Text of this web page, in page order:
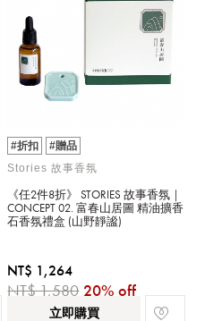
#折扣
#贈品
Stories 故事香氛
《任2件8折》 STORIES 故事香氛｜
CONCEPT 02. 富春山居圖 精油擴香
石香氛禮盒 (山野靜謐)
NT$ 1,264
NT$ 1,580 20% off
立即購買